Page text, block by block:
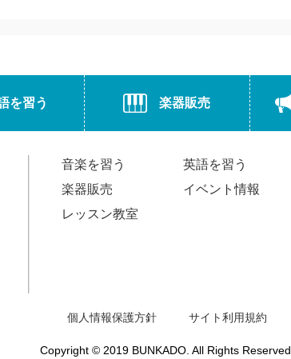
を習う 楽器販売
音楽を習う
英語を習う
楽器販売
イベント情報
レッスン教室
個人情報保護方針 サイト利用規約
Copyright © 2019 BUNKADO. All Rights Reserved.